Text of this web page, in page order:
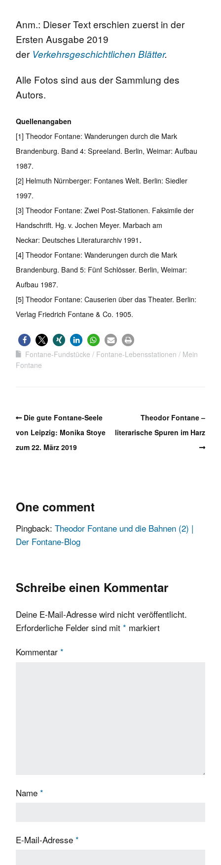
Anm.: Dieser Text erschien zuerst in der
Ersten Ausgabe 2019
der Verkehrsgeschichtlichen Blätter.
Alle Fotos sind aus der Sammlung des
Autors.
Quellenangaben
[1] Theodor Fontane: Wanderungen durch die Mark
Brandenburg. Band 4: Spreeland. Berlin, Weimar: Aufbau
1987.
[2] Helmuth Nürnberger: Fontanes Welt. Berlin: Siedler
1997.
[3] Theodor Fontane: Zwei Post-Stationen. Faksimile der
Handschrift. Hg. v. Jochen Meyer. Marbach am
Neckar: Deutsches Literaturarchiv 1991 .
[4] Theodor Fontane: Wanderungen durch die Mark
Brandenburg. Band 5: Fünf Schlösser. Berlin, Weimar:
Aufbau 1987.
[5] Theodor Fontane: Causerien über das Theater. Berlin:
Verlag Friedrich Fontane & Co. 1905.
Fontane-Fundstücke Fontane-Lebensstationen
Mein
Fontane
Die gute Fontane-Seele
von Leipzig: Monika Stoye
zum 22. März 2019
Theodor Fontane –
literarische Spuren im Harz
One comment
Pingback: Theodor Fontane und die Bahnen (2) |
Der Fontane-Blog
Schreibe einen Kommentar
Deine E-Mail-Adresse wird nicht veröffentlicht.
Erforderliche Felder sind mit * markiert
Kommentar *
Name *
E-Mail-Adresse *